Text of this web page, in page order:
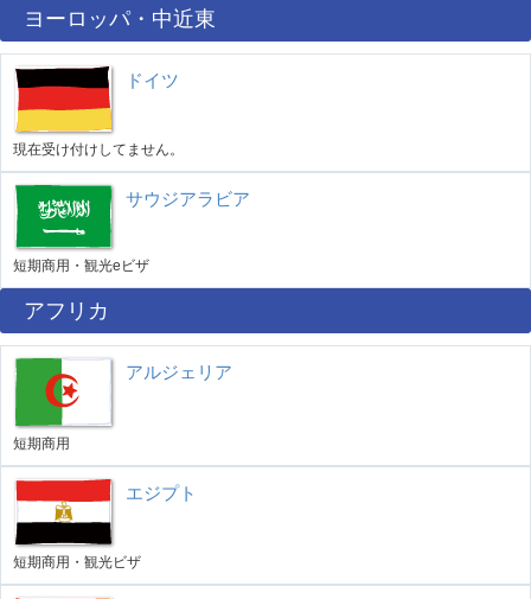
ヨーロッパ・中近東
ドイツ
現在受け付けしてません。
サウジアラビア
短期商用・観光eビザ
アフリカ
アルジェリア
短期商用
エジプト
短期商用・観光ビザ